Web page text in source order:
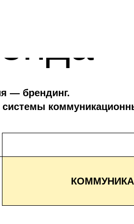
— брендинг.